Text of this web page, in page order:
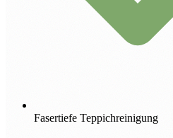
Fasertiefe Teppichreinigung